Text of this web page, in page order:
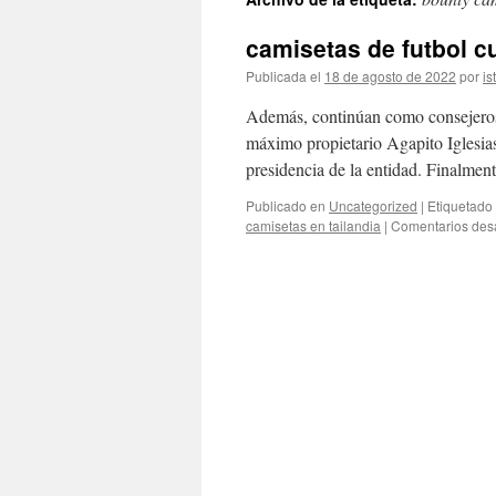
contenido
camisetas de futbol
Publicada el 18 de agosto de 2022 por
Además, continúan como
máximo propietario Agapito
presidencia de la entidad.
Publicado en Uncategorized | Etiquetado
camisetas en tailandia | Comentarios